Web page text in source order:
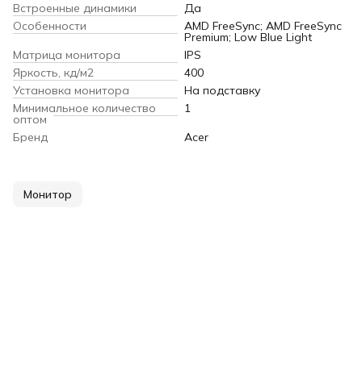
Встроенные динамики
Да
Особенности
AMD FreeSync; AMD FreeSync
Premium; Low Blue Light
Матрица монитора
IPS
Яркость, кд/м2
400
Установка монитора
На подставку
Минимальное количество
оптом
1
Бренд
Acer
Монитор